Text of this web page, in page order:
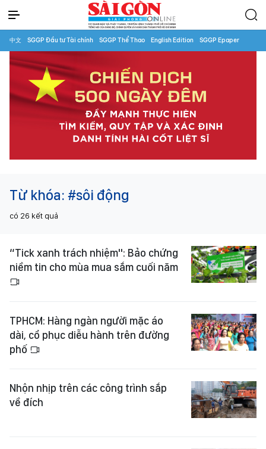
中文 SGGP Đầu tư Tài chính SGGP Thể Thao English Edition SGGP Epaper
Từ khóa: #sôi động
có 26 kết quả
“Tick xanh trách nhiệm": Bảo chứng
niềm tin cho mùa mua sắm cuối năm
TPHCM: Hàng ngàn người mặc áo
dài, cổ phục diễu hành trên đường
phố
Nhộn nhịp trên các công trình sắp
về đích